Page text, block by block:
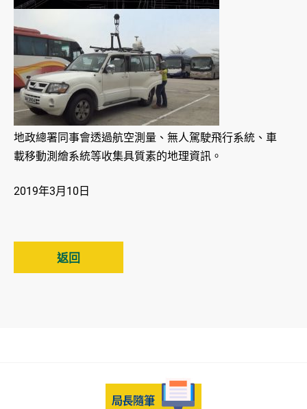
地政總署同事會透過航空測量、無人駕駛飛行系統、車
載移動測繪系統等收集具質素的地理資訊。
2019年3月10日
返回